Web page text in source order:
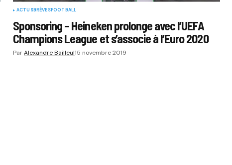
ACTUSBRÈVESFOOTBALL
Sponsoring – Heineken prolonge avec l’UEFA
Champions League et s’associe à l’Euro 2020
ParAlexandre Bailleul15 novembre 2019